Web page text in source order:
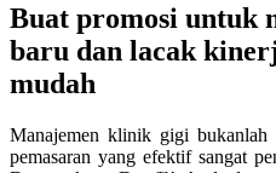
Buat promosi untuk
baru dan lacak
mudah
Manajemen klinik gigi bukanlah
pemasaran yang efektif sangat